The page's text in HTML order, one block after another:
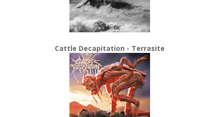
Cattle Decapitation - Terrasite